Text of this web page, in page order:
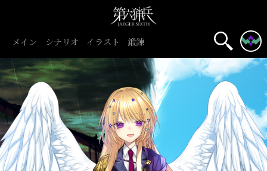
メイン シナリオ イラスト 鍛錬